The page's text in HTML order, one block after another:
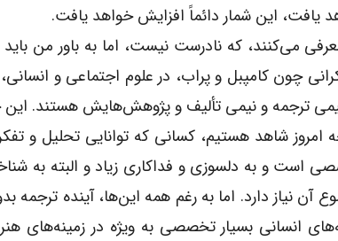
یافت، این شمار دائماً افزایش خواهد یافت.
می‌کنند، که نادرست نیست، اما به باور من باید
چون کامپبل و پراب، در علوم اجتماعی و
نیمی ترجمه و نیمی تألیف و پژوهش‌هایش هستند.
امروز شاهد هستیم، کسانی که توانایی تحلیل و
است و به دلسوزی و فداکاری زیاد و البته به
نیاز دارد. اما به رغم همه این‌ها، آینده ترجمه
انسانی بسیار تخصصی به ویژه در زمینه‌های